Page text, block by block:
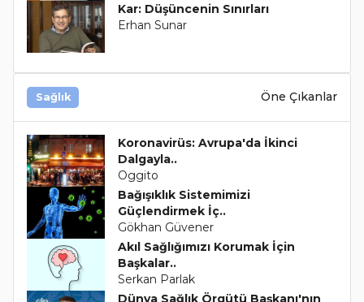
Kar: Düşüncenin Sınırları
Erhan Sunar
Sağlık Öne Çıkanlar
Koronavirüs: Avrupa'da İkinci
Dalgayla..
Oggito
Bağışıklık Sistemimizi
Güçlendirmek İç..
Gökhan Güvener
Akıl Sağlığımızı Korumak İçin
Başkalar..
Serkan Parlak
Dünya Sağlık Örgütü Başkanı'nın